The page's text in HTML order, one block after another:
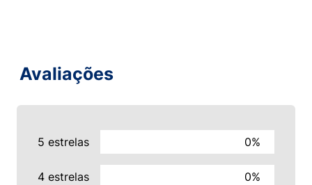
Avaliações
5 estrelas 0%
4 estrelas 0%